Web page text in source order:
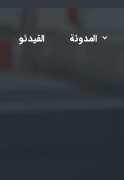
المدونة الفیدئو